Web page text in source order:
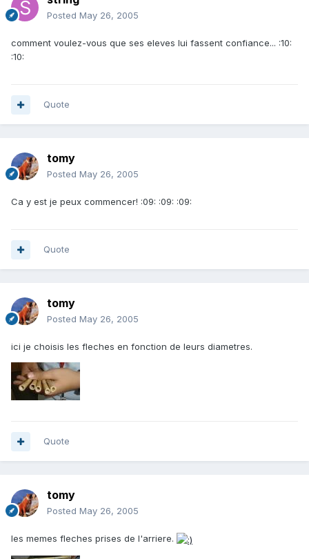
Posted May 26, 2005
comment voulez-vous que ses eleves lui fassent confiance... :10:
:10:
Quote
tomy
Posted May 26, 2005
Ca y est je peux commencer! :09: :09: :09:
Quote
tomy
Posted May 26, 2005
ici je choisis les fleches en fonction de leurs diametres.
Quote
tomy
Posted May 26, 2005
les memes fleches prises de l'arriere.